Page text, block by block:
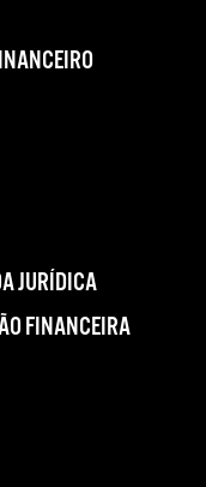
JURÍDICA
FINANCEIRA